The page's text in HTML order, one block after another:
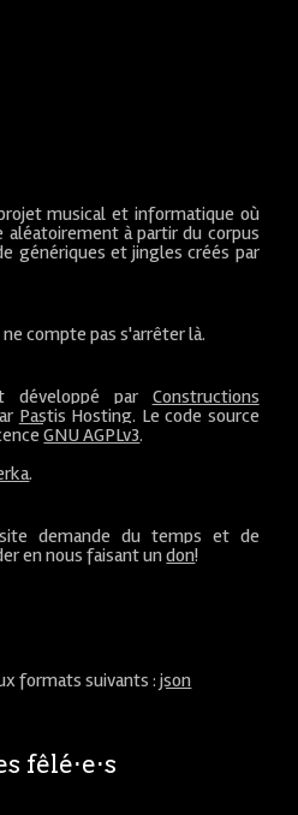
musical et informatique où
aléatoirement à partir du corpus
génériques et jingles créés par
compte pas s'arrêter là.
développé par Constructions
Pastis Hosting. Le code source
GNU AGPLv3.
.
demande du temps et de
en nous faisant undon!
formats suivants :json
fêlé⋅e⋅s